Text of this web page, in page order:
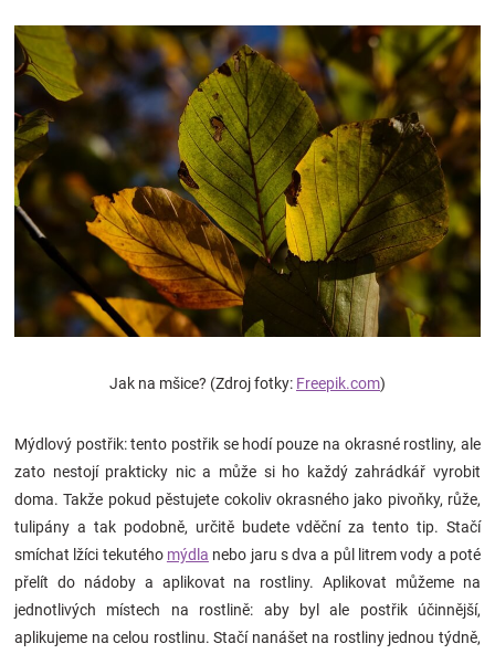
zábava
pro
děti
Těhotenské
oblečení
Novinky
Blog
Hračkářství
Jak na mšice? (Zdroj fotky: Freepik.com)
Mýdlový postřik: tento postřik se hodí pouze na okrasné rostliny, ale
zato nestojí prakticky nic a může si ho každý zahrádkář vyrobit
doma. Takže pokud pěstujete cokoliv okrasného jako pivoňky, růže,
tulipány a tak podobně, určitě budete vděční za tento tip. Stačí
smíchat lžíci tekutého mýdla nebo jaru s dva a půl litrem vody a poté
přelít do nádoby a aplikovat na rostliny. Aplikovat můžeme na
jednotlivých místech na rostlině: aby byl ale postřik účinnější,
aplikujeme na celou rostlinu. Stačí nanášet na rostliny jednou týdně,